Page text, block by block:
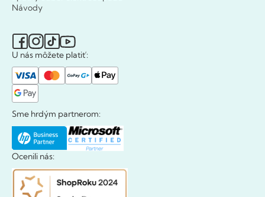
Návody
U nás môžete platiť:
Sme hrdým partnerom:
Ocenili nás: